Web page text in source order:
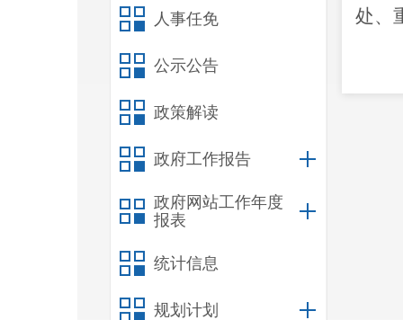
人事任免
公示公告
政策解读
政府工作报告
政府网站工作年度
报表
统计信息
规划计划
处、